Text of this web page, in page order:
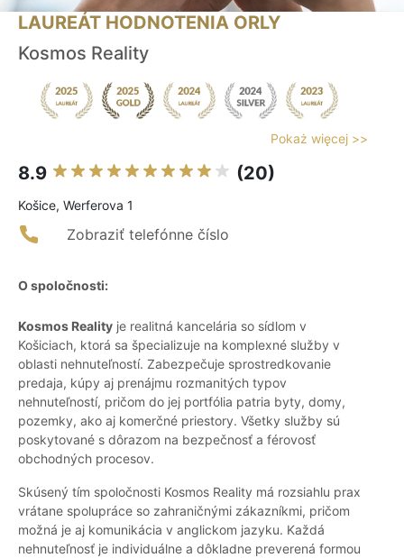
LAUREÁT HODNOTENIA ORLY
Kosmos Reality
Pokaż więcej >>
8.9 (20)
Košice, Werferova 1
Zobraziť telefónne číslo
O spoločnosti:
Kosmos Reality je realitná kancelária so sídlom v
Košiciach, ktorá sa špecializuje na komplexné služby v
oblasti nehnuteľností. Zabezpečuje sprostredkovanie
predaja, kúpy aj prenájmu rozmanitých typov
nehnuteľností, pričom do jej portfólia patria byty, domy,
pozemky, ako aj komerčné priestory. Všetky služby sú
poskytované s dôrazom na bezpečnosť a férovosť
obchodných procesov.
Skúsený tím spoločnosti Kosmos Reality má rozsiahlu prax
vrátane spolupráce so zahraničnými zákazníkmi, pričom
možná je aj komunikácia v anglickom jazyku. Každá
nehnuteľnosť je individuálne a dôkladne preverená formou